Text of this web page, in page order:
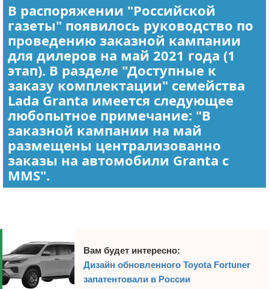
В распоряжении "Российской
газеты" появилось руководство по
проведению заказной кампании
для дилеров на май 2021 года (1
этап). В разделе "Доступные к
заказу комплектации" семейства
Lada Granta имеется следующее
любопытное примечание: "В
заказной кампании на май
размещены централизованно
заказы на автомобили Granta с
MMS".
Вам будет интересно:
Дизайн обновленного Toyota Fortuner
запатентовали в России